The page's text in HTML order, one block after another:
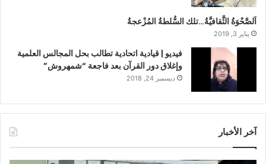
اَلصَّحْوَةُ الثَّقافيَّةُ…تلك السُّلطةُ المُزْعجةُ
يناير 3, 2019
فيديو | قيادية اتحادية تطالب بحل المجالس العلمية
وإغلاق دور القرآن بعد فاجعة “شمهروش”
ديسمبر 24, 2018
آخر الأخبار